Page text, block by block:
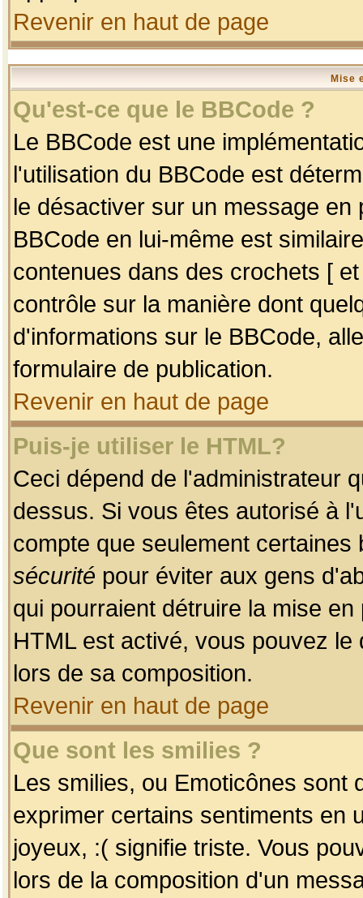
Revenir en haut de page
Mise
Qu'est-ce que le BBCode ?
Le BBCode est une
l'utilisation du BBCode est
le désactiver sur un message
BBCode en lui-même est
contenues dans des crochets [
contrôle sur la manière dont
d'informations sur le BBCode,
formulaire de publication.
Revenir en haut de page
Puis-je utiliser le HTML?
Ceci dépend de l'administrateur
dessus. Si vous êtes autorisé à
compte que seulement
sécurité pour éviter aux gens
qui pourraient détruire la mise
HTML est activé, vous pouvez
lors de sa composition.
Revenir en haut de page
Que sont les smilies ?
Les smilies, ou Emoticônes sont
exprimer certains sentiments en
joyeux, :( signifie triste. Vous
lors de la composition d'un